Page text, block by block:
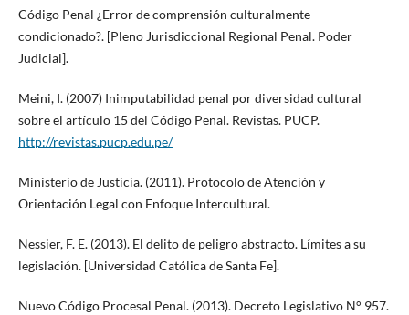
Código Penal ¿Error de comprensión culturalmente
condicionado?. [Pleno Jurisdiccional Regional Penal. Poder
Judicial].
Meini, I. (2007) Inimputabilidad penal por diversidad cultural
sobre el artículo 15 del Código Penal. Revistas. PUCP.
http://revistas.pucp.edu.pe/
Ministerio de Justicia. (2011). Protocolo de Atención y
Orientación Legal con Enfoque Intercultural.
Nessier, F. E. (2013). El delito de peligro abstracto. Límites a su
legislación. [Universidad Católica de Santa Fe].
Nuevo Código Procesal Penal. (2013). Decreto Legislativo N° 957.